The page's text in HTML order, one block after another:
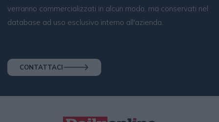
verranno commercializzati in alcun modo, ma conservati nel
database ad uso esclusivo interno all'azienda.
CONTATTACI